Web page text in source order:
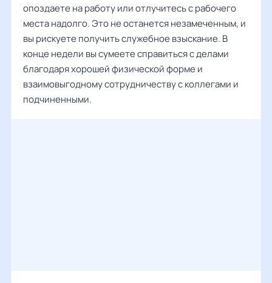
опоздаете на работу или отлучитесь с рабочего
места надолго. Это не останется незамеченным, и
вы рискуете получить служебное взыскание. В
конце недели вы сумеете справиться с делами
благодаря хорошей физической форме и
взаимовыгодному сотрудничеству с коллегами и
подчиненными.